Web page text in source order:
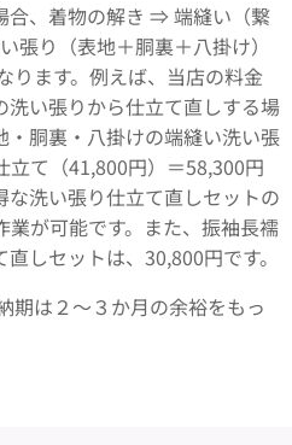
合、着物の解き ⇒ 端縫い（繋
張り（表地＋胴裏＋八掛け）
ます。例えば、当店の料金
洗い張りから仕立て直しする場
・胴裏・八掛けの端縫い洗い張
立て（41,800円）＝58,300円
な洗い張り仕立て直しセットの
業が可能です。また、振袖長襦
しセットは、30,800円です。
は２～３か月の余裕をもっ